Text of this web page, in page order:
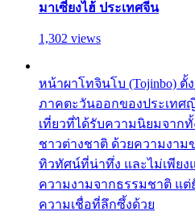
มาเซี่ยงไฮ้ ประเทศจีน
1,302 views
หน้าผาโทจินโบ (Tojinbo) ตั้
ภาคตะวันออกของประเทศ
เที่ยวที่ได้รับความนิยมจาก
ชาวต่างชาติ ด้วยความงา
ทิวทัศน์ที่น่าทึ่ง และไม่เพียง
ความงามจากธรรมชาติ แต่
ความเชื่อที่ลึกซึ้งด้วย